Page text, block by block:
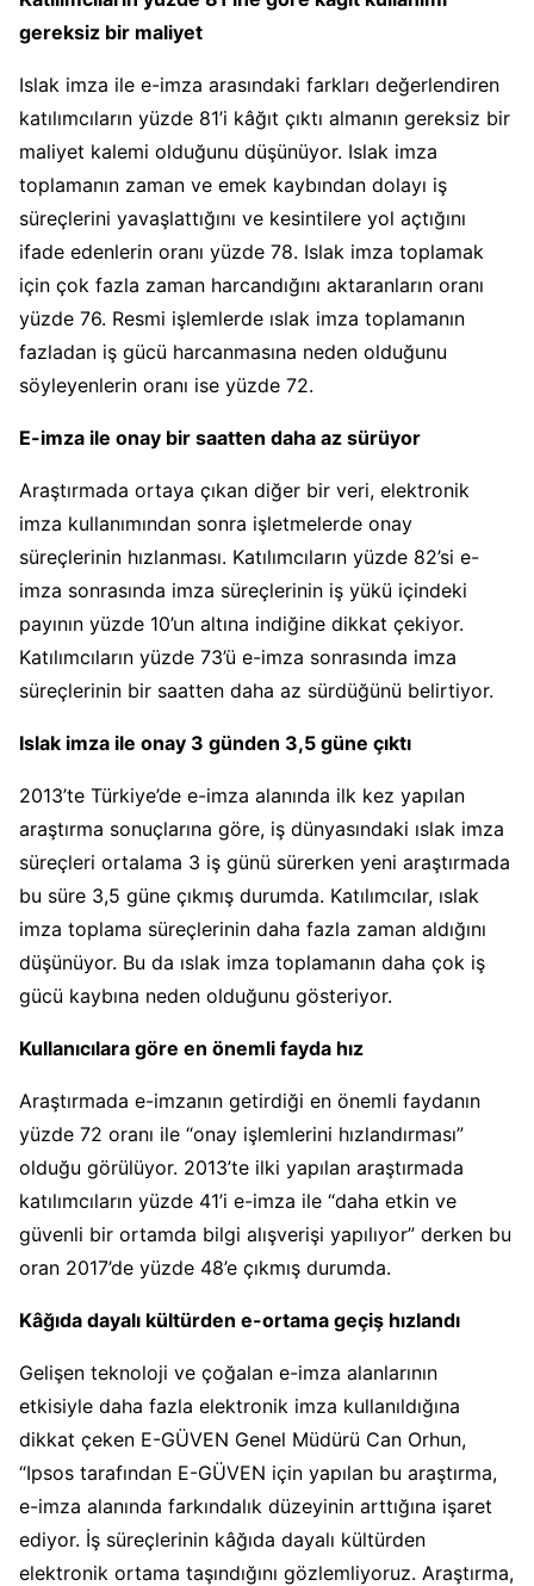
gereksiz bir maliyet
Islak imza ile e-imza arasındaki farkları değerlendiren
katılımcıların yüzde 81’i kâğıt çıktı almanın gereksiz bir
maliyet kalemi olduğunu düşünüyor. Islak imza
toplamanın zaman ve emek kaybından dolayı iş
süreçlerini yavaşlattığını ve kesintilere yol açtığını
ifade edenlerin oranı yüzde 78. Islak imza toplamak
için çok fazla zaman harcandığını aktaranların oranı
yüzde 76. Resmi işlemlerde ıslak imza toplamanın
fazladan iş gücü harcanmasına neden olduğunu
söyleyenlerin oranı ise yüzde 72.
E-imza ile onay bir saatten daha az sürüyor
Araştırmada ortaya çıkan diğer bir veri, elektronik
imza kullanımından sonra işletmelerde onay
süreçlerinin hızlanması. Katılımcıların yüzde 82’si e-
imza sonrasında imza süreçlerinin iş yükü içindeki
payının yüzde 10’un altına indiğine dikkat çekiyor.
Katılımcıların yüzde 73’ü e-imza sonrasında imza
süreçlerinin bir saatten daha az sürdüğünü belirtiyor.
Islak imza ile onay 3 günden 3,5 güne çıktı
2013’te Türkiye’de e-imza alanında ilk kez yapılan
araştırma sonuçlarına göre, iş dünyasındaki ıslak imza
süreçleri ortalama 3 iş günü sürerken yeni araştırmada
bu süre 3,5 güne çıkmış durumda. Katılımcılar, ıslak
imza toplama süreçlerinin daha fazla zaman aldığını
düşünüyor. Bu da ıslak imza toplamanın daha çok iş
gücü kaybına neden olduğunu gösteriyor.
Kullanıcılara göre en önemli fayda hız
Araştırmada e-imzanın getirdiği en önemli faydanın
yüzde 72 oranı ile “onay işlemlerini hızlandırması”
olduğu görülüyor. 2013’te ilki yapılan araştırmada
katılımcıların yüzde 41’i e-imza ile “daha etkin ve
güvenli bir ortamda bilgi alışverişi yapılıyor” derken bu
oran 2017’de yüzde 48’e çıkmış durumda.
Kâğıda dayalı kültürden e-ortama geçiş hızlandı
Gelişen teknoloji ve çoğalan e-imza alanlarının
etkisiyle daha fazla elektronik imza kullanıldığına
dikkat çeken E-GÜVEN Genel Müdürü Can Orhun,
“Ipsos tarafından E-GÜVEN için yapılan bu araştırma,
e-imza alanında farkındalık düzeyinin arttığına işaret
ediyor. İş süreçlerinin kâğıda dayalı kültürden
elektronik ortama taşındığını gözlemliyoruz. Araştırma,